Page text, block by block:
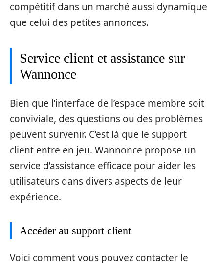
compétitif dans un marché aussi dynamique
que celui des petites annonces.
Service client et assistance sur
Wannonce
Bien que l’interface de l’espace membre soit
conviviale, des questions ou des problèmes
peuvent survenir. C’est là que le support
client entre en jeu. Wannonce propose un
service d’assistance efficace pour aider les
utilisateurs dans divers aspects de leur
expérience.
Accéder au support client
Voici comment vous pouvez contacter le